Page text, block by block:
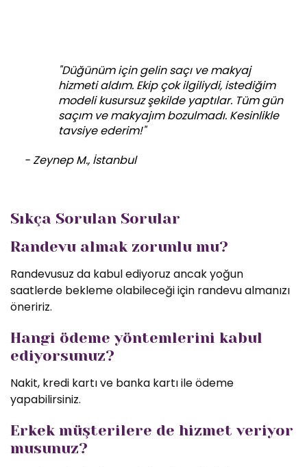
"Düğünüm için gelin saçı ve makyaj
hizmeti aldım. Ekip çok ilgiliydi, istediğim
modeli kusursuz şekilde yaptılar. Tüm gün
saçım ve makyajım bozulmadı. Kesinlikle
tavsiye ederim!"
- Zeynep M., İstanbul
Sıkça Sorulan Sorular
Randevu almak zorunlu mu?
Randevusuz da kabul ediyoruz ancak yoğun
saatlerde bekleme olabileceği için randevu almanızı
öneririz.
Hangi ödeme yöntemlerini kabul
ediyorsunuz?
Nakit, kredi kartı ve banka kartı ile ödeme
yapabilirsiniz.
Erkek müşterilere de hizmet veriyor
musunuz?